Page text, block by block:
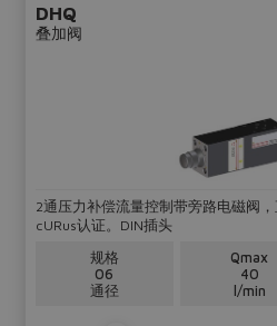
DHQ
叠加阀
2通压力补偿流量控制带旁路电磁阀
cURus认证。DIN插头
规格
06
通径
Qmax
40
l/min